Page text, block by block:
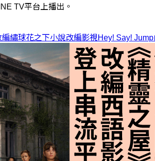
TV平台上播出。
編繡球花之下小說改編影視Hey! Say! Jump